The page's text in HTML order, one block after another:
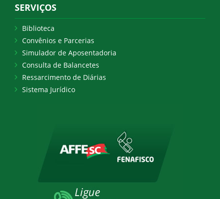
SERVIÇOS
Biblioteca
Convênios e Parcerias
Simulador de Aposentadoria
Consulta de Balancetes
Ressarcimento de Diárias
Sistema Jurídico